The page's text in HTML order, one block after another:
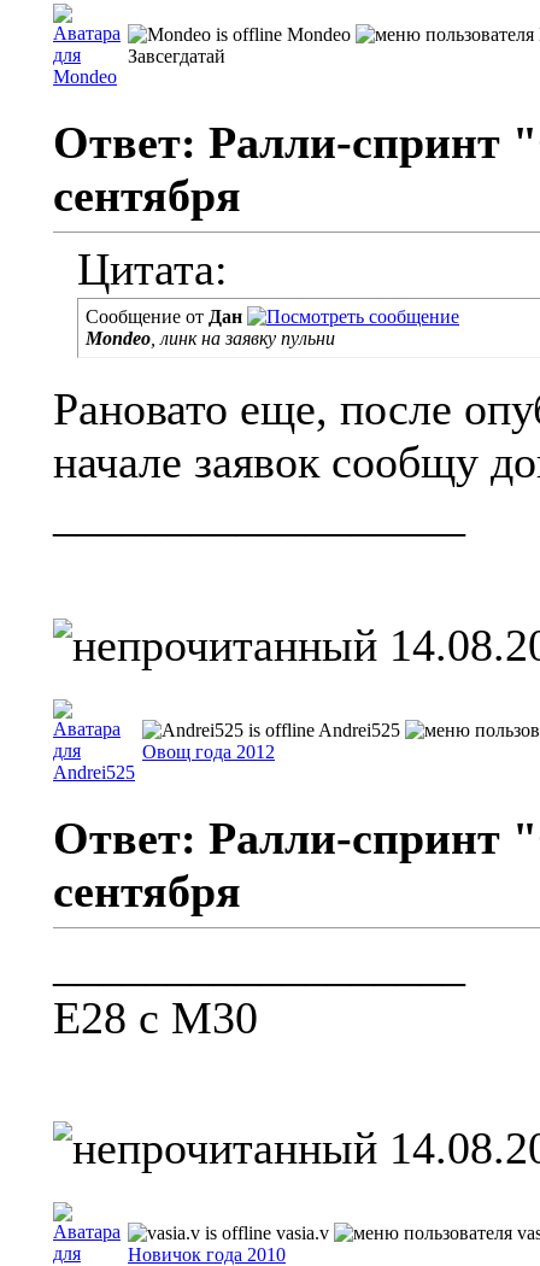
Mondeo
Завсегдатай
Ответ: Ралли-спринт
сентября
Цитата:
Сообщение от Дан
Mondeo , линк на заявку пульни
Рановато еще, после
начале заявок сообщу
Andrei525
Овощ года 2012
Ответ: Ралли-спринт
сентября
Е28 с М30
vasia.v
Новичок года 2010